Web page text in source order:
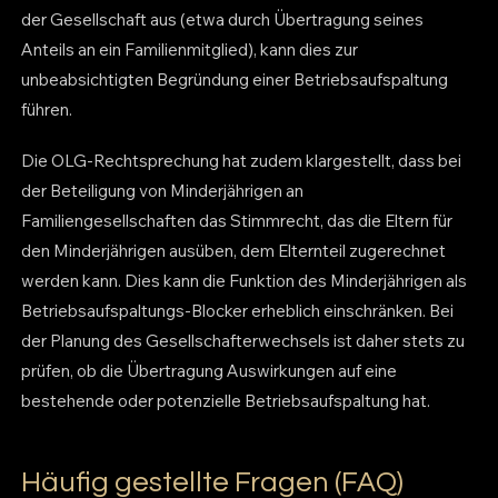
der Gesellschaft aus (etwa durch Übertragung seines
Anteils an ein Familienmitglied), kann dies zur
unbeabsichtigten Begründung einer Betriebsaufspaltung
führen.
Die OLG-Rechtsprechung hat zudem klargestellt, dass bei
der Beteiligung von Minderjährigen an
Familiengesellschaften das Stimmrecht, das die Eltern für
den Minderjährigen ausüben, dem Elternteil zugerechnet
werden kann. Dies kann die Funktion des Minderjährigen als
Betriebsaufspaltungs-Blocker erheblich einschränken. Bei
der Planung des Gesellschafterwechsels ist daher stets zu
prüfen, ob die Übertragung Auswirkungen auf eine
bestehende oder potenzielle Betriebsaufspaltung hat.
Häufig gestellte Fragen (FAQ)